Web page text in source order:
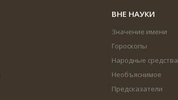
ВНЕ НАУКИ
Значение имени
Гороскопы
Народные средства
Необъяснимое
Предсказатели